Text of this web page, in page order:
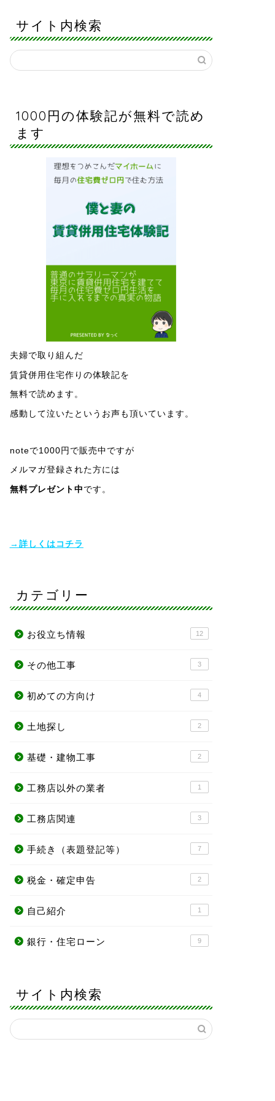
サイト内検索
1000円の体験記が無料で読め
ます
夫婦で取り組んだ
賃貸併用住宅作りの体験記を
無料で読めます。
感動して泣いたというお声も頂いています。
noteで1000円で販売中ですが
メルマガ登録された方には
無料プレゼント中 です。
→詳しくはコチラ
カテゴリー
お役立ち情報 12
その他工事 3
初めての方向け 4
土地探し 2
基礎・建物工事 2
工務店以外の業者 1
工務店関連 3
手続き（表題登記等） 7
税金・確定申告 2
自己紹介 1
銀行・住宅ローン 9
サイト内検索